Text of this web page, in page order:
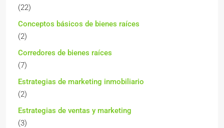
(22)
Conceptos básicos de bienes raíces
(2)
Corredores de bienes raíces
(7)
Estrategias de marketing inmobiliario
(2)
Estrategias de ventas y marketing
(3)